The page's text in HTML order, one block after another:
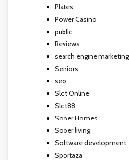
Plates
Power Casino
public
Reviews
search engine marketing
Seniors
seo
Slot Online
Slot88
Sober Homes
Sober living
Software development
Sportaza